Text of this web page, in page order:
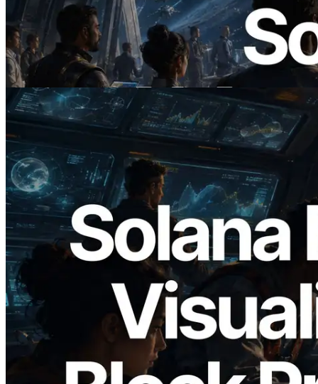
ERPC startet x402-fähige Solana RPC —
Der Beginn einer Ära, in der KI-Agenten
APIs bei Bedarf bezahlen
Artikel lesen
2026.05.24
Validators Solutions veröffentlicht Solana
Block Analyzer – Visualisierung der
Blockproduktionszeit pro Slot und der
zugewiesenen Validatoren